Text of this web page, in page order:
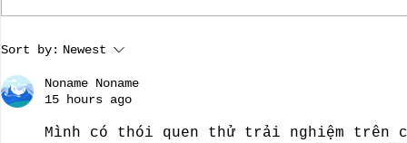
The Dallas Nine, Artists Who
Brought American Southwest
Regional Art To The Forefront
by guest bloggist, Nancy
Sort by: Newest
Noname Noname
15 hours ago
Mình có thói quen thử trải nghiệm trên